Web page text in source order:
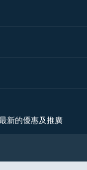
新的優惠及推廣